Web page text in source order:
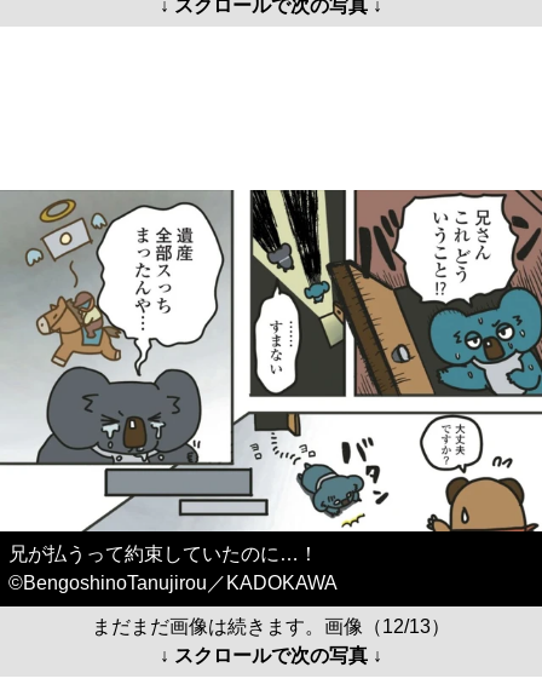
↓ スクロールで次の写真 ↓
兄が払うって約束していたのに…！
©BengoshinoTanujirou／KADOKAWA
まだまだ画像は続きます。画像（12/13）
↓ スクロールで次の写真 ↓